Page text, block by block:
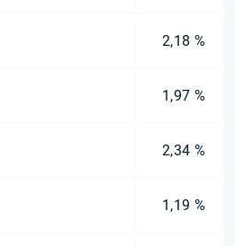
2,18 %
1,97 %
2,34 %
1,19 %